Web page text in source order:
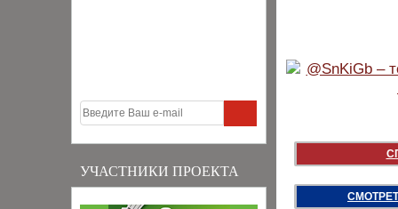
УЧАСТНИКИ ПРОЕКТА